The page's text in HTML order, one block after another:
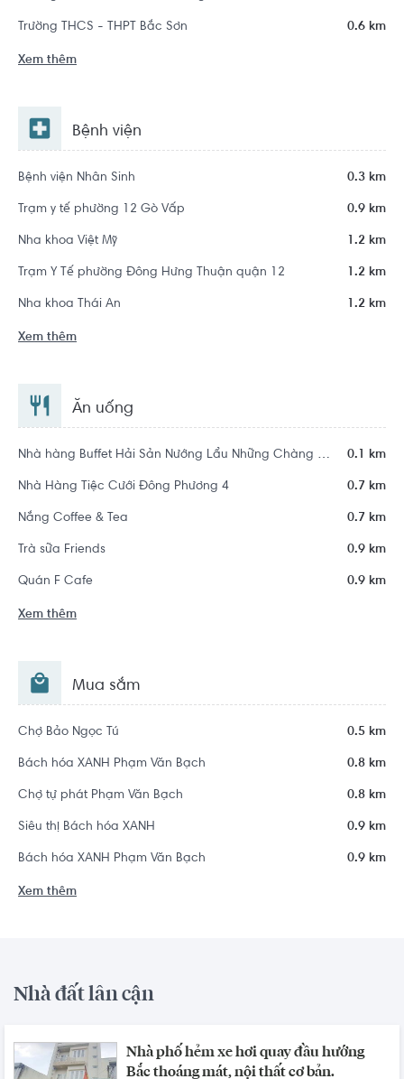
Trường THCS - THPT Bắc Sơn 0.6 km
Xem thêm
Bệnh viện
Bệnh viện Nhân Sinh 0.3 km
Trạm y tế phường 12 Gò Vấp 0.9 km
Nha khoa Việt Mỹ 1.2 km
Trạm Y Tế phường Đông Hưng Thuận quận 12 1.2 km
Nha khoa Thái An 1.2 km
Xem thêm
Ăn uống
Nhà hàng Buffet Hải Sản Nướng Lẩu Những Chàng Trai 0.1 km
Nhà Hàng Tiệc Cưới Đông Phương 4 0.7 km
Nắng Coffee & Tea 0.7 km
Trà sữa Friends 0.9 km
Quán F Cafe 0.9 km
Xem thêm
Mua sắm
Chợ Bảo Ngọc Tú 0.5 km
Bách hóa XANH Phạm Văn Bạch 0.8 km
Chợ tự phát Phạm Văn Bạch 0.8 km
Siêu thị Bách hóa XANH 0.9 km
Bách hóa XANH Phạm Văn Bạch 0.9 km
Xem thêm
Nhà đất lân cận
Nhà phố hẻm xe hơi quay đầu hướng
Bắc thoáng mát, nội thất cơ bản.